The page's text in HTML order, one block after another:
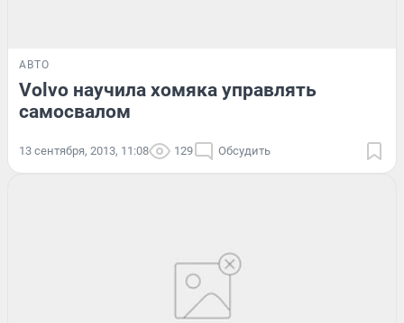
АВТО
Volvo научила хомяка управлять
самосвалом
13 сентября, 2013, 11:08 129 Обсудить